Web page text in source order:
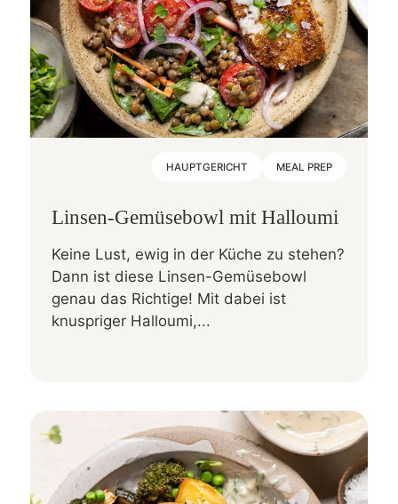
HAUPTGERICHT MEAL PREP
Linsen-Gemüsebowl mit Halloumi
Keine Lust, ewig in der Küche zu stehen?
Dann ist diese Linsen-Gemüsebowl
genau das Richtige! Mit dabei ist
knuspriger Halloumi,...